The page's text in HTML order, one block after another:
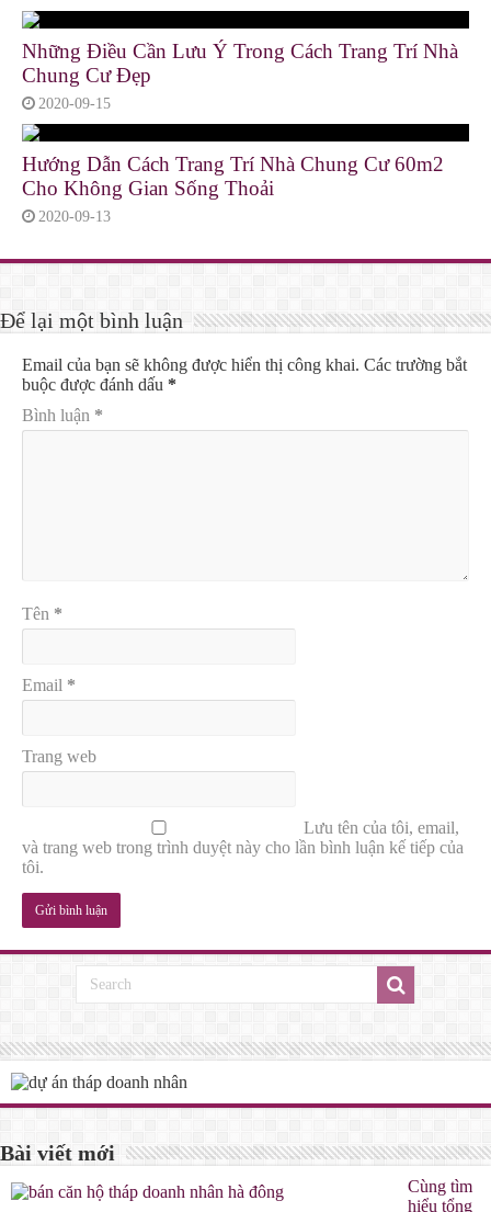
Những Điều Cần Lưu Ý Trong Cách Trang Trí Nhà
Chung Cư Đẹp
2020-09-15
Hướng Dẫn Cách Trang Trí Nhà Chung Cư 60m2
Cho Không Gian Sống Thoải
2020-09-13
Để lại một bình luận
Email của bạn sẽ không được hiển thị công khai. Các trường bắt
buộc được đánh dấu *
Bình luận *
Tên *
Email *
Trang web
Lưu tên của tôi, email,
và trang web trong trình duyệt này cho lần bình luận kế tiếp của
tôi.
Bài viết mới
Cùng tìm
hiểu tổng